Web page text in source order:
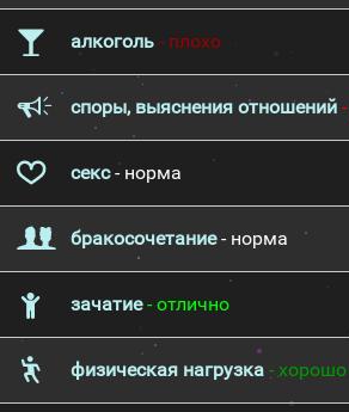
алкоголь - плохо
споры, выяснения отношений
секс- норма
бракосочетание- норма
зачатие- отлично
физическая нагрузка - хорошо